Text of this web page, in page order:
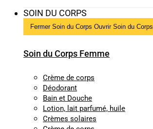
SOIN DU CORPS
Fermer Soin du Corps Ouvrir Soin du Corps
Soin du Corps Femme
Crème de corps
Déodorant
Bain et Douche
Lotion, lait parfumé, huile
Crèmes solaires